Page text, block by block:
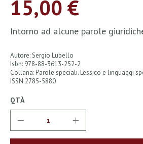
immagini
15,00 €
Intorno ad alcune parole
Autore: Sergio Lubello
Isbn: 978-88-3613-252-2
Collana: Parole speciali. Lessico e linguaggi
ISSN 2785-5880
QTÀ